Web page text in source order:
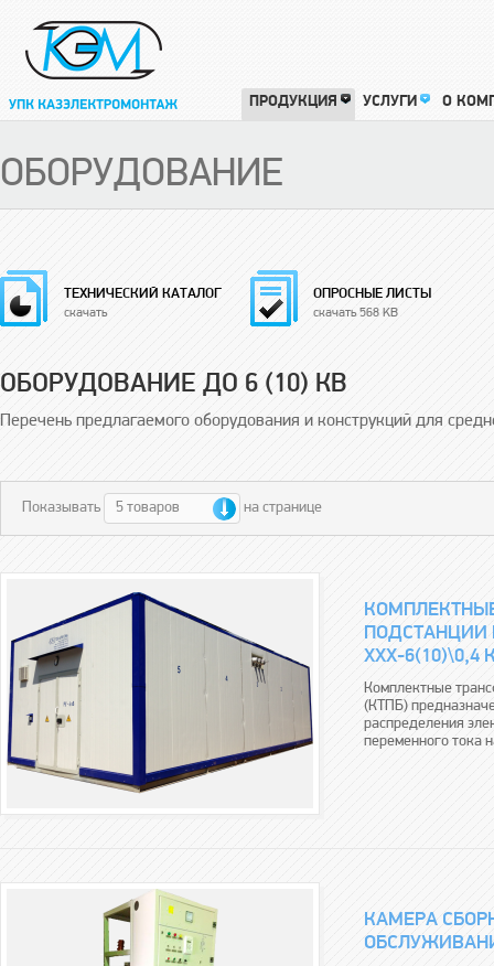
ПРОДУКЦИЯ УСЛУГИ О
ОБОРУДОВАНИЕ
ТЕХНИЧЕСКИЙ КАТАЛОГ
скачать
ОПРОСНЫЕ ЛИСТЫ
скачать 568 KB
ОБОРУДОВАНИЕ ДО 6 (10) КВ
Перечень предлагаемого оборудования и конструкций для
Показывать 5 товаров на странице
ПОДСТАНЦИИ
ХХХ-6(10)\0,4
Комплектные
(КТПБ)
распределения
переменного тока
КАМЕРА